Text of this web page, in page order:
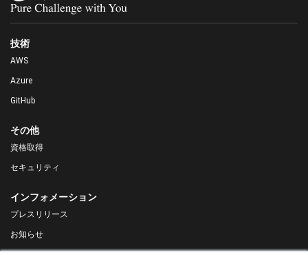
技術
AWS
Azure
GitHub
その他
資格取得
セキュリティ
インフォメーション
プレスリリース
お知らせ